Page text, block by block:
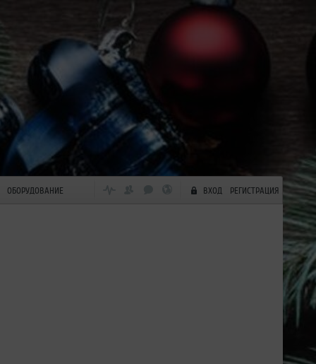
ОБОРУДОВАНИЕ ВХОД РЕГИСТРАЦИЯ